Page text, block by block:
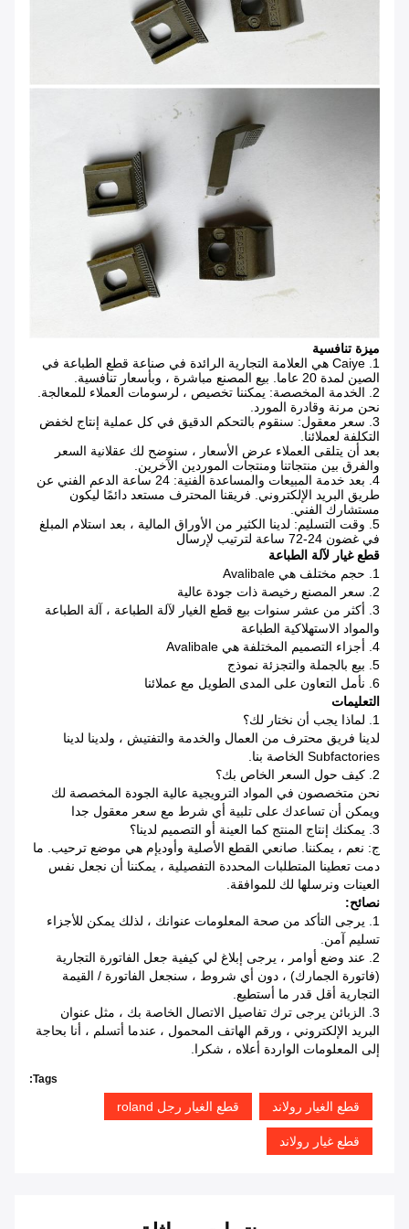
ميزة تنافسية
1. Caiye هي العلامة التجارية الرائدة في صناعة قطع الطباعة في
الصين لمدة 20 عاما.
بيع المصنع مباشرة ، وبأسعار تنافسية.
2. الخدمة المخصصة: يمكننا تخصيص ، لرسومات العملاء للمعالجة.
نحن مرنة وقادرة المورد.
3. سعر معقول: سنقوم بالتحكم الدقيق في كل عملية إنتاج لخفض
التكلفة لعملائنا.
بعد أن يتلقى العملاء عرض الأسعار ، سنوضح لك عقلانية السعر
والفرق بين منتجاتنا ومنتجات الموردين الآخرين.
4. بعد خدمة المبيعات والمساعدة الفنية: 24 ساعة الدعم الفني عن
طريق البريد الإلكتروني. فريقنا المحترف مستعد دائمًا ليكون
مستشارك الفني.
5. وقت التسليم: لدينا الكثير من الأوراق المالية ، بعد استلام المبلغ
في غضون 24-72 ساعة لترتيب لإرسال
قطع غيار لآلة الطباعة
1. حجم مختلف هي Avalibale
2. سعر المصنع رخيصة ذات جودة عالية
3. أكثر من عشر سنوات بيع قطع الغيار لآلة الطباعة ، آلة الطباعة
والمواد الاستهلاكية الطباعة
4. أجزاء التصميم المختلفة هي Avalibale
5. بيع بالجملة والتجزئة نموذج
6. نأمل التعاون على المدى الطويل مع عملائنا
التعليمات
1. لماذا يجب أن نختار لك؟
لدينا فريق محترف من العمال والخدمة والتفتيش ، ولدينا لدينا
Subfactories الخاصة بنا.
2. كيف حول السعر الخاص بك؟
نحن متخصصون في المواد الترويجية عالية الجودة المخصصة لك
ويمكن أن تساعدك على تلبية أي شرط مع سعر معقول جدا
3. يمكنك إنتاج المنتج كما العينة أو التصميم لدينا؟
ج: نعم ، يمكننا. صانعي القطع الأصلية وأوديإم هي موضع ترحيب. ما
دمت تعطينا المتطلبات المحددة التفصيلية ، يمكننا أن نجعل نفس
العينات ونرسلها لك للموافقة.
نصائح:
1. يرجى التأكد من صحة المعلومات عنوانك ، لذلك يمكن للأجزاء
تسليم آمن.
2. عند وضع أوامر ، يرجى إبلاغ لي كيفية جعل الفاتورة التجارية
(فاتورة الجمارك) ، دون أي شروط ، سنجعل الفاتورة / القيمة
التجارية أقل قدر ما أستطيع.
3. الزبائن يرجى ترك تفاصيل الاتصال الخاصة بك ، مثل عنوان
البريد الإلكتروني ، ورقم الهاتف المحمول ، عندما أتسلم ، أنا بحاجة
إلى المعلومات الواردة أعلاه ، شكرا.
Tags:
قطع الغيار رولاند قطع الغيار رجل roland
قطع غيار رولاند